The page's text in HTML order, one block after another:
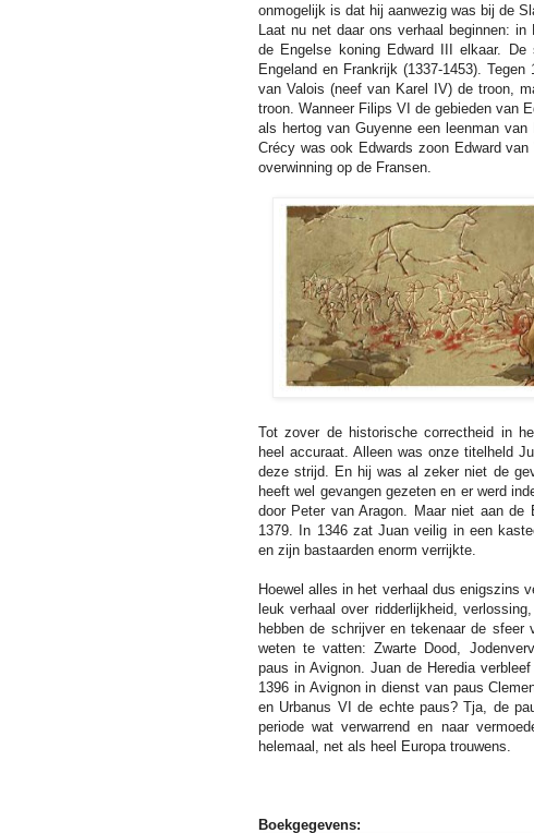
onmogelijk is dat hij aanwezig was bij de
Laat nu net daar ons verhaal beginnen:
de Engelse koning Edward III elkaar. De
Engeland en Frankrijk (1337-1453).
van Valois (neef van Karel IV) de troon,
troon. Wanneer Filips VI de gebieden van
als hertog van Guyenne een leenman
Crécy was ook Edwards zoon Edward
overwinning op de Fransen.
Tot zover de historische correctheid in
heel accuraat. Alleen was onze titelheld
deze strijd. En hij was al zeker niet de
heeft wel gevangen gezeten en er werd
door Peter van Aragon. Maar niet aan de
1379. In 1346 zat Juan veilig in een
en zijn bastaarden enorm verrijkte.
Hoewel alles in het verhaal dus enigszins
leuk verhaal over ridderlijkheid,
hebben de schrijver en tekenaar de sfeer
weten te vatten: Zwarte Dood,
paus in Avignon. Juan de Heredia
1396 in Avignon in dienst van paus
en Urbanus VI de echte paus? Tja, de
periode wat verwarrend en naar
helemaal, net als heel Europa trouwens.
Boekgegevens: